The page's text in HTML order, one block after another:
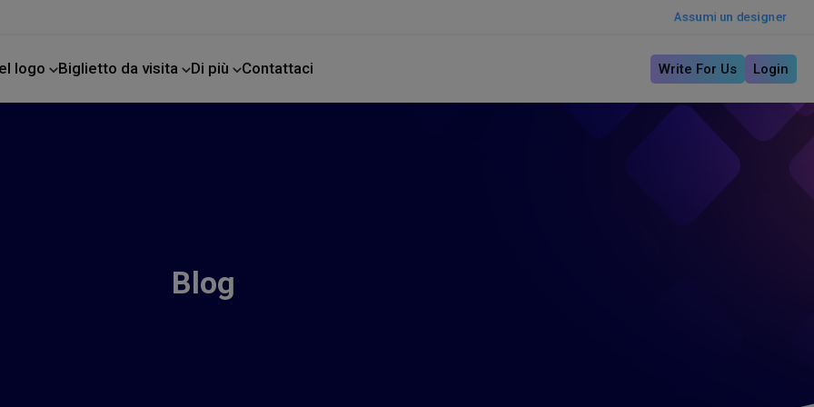
Assumi un designer
logo Biglietto da visita Di più Contattaci Write For Us Login
Blog